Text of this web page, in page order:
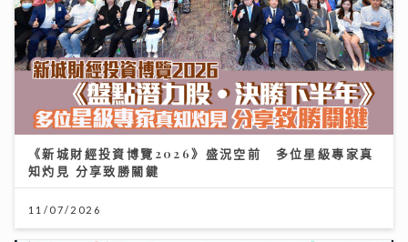
《新城財經投資博覽2026》盛況空前 多位星級專家真
知灼見 分享致勝關鍵
11/07/2026